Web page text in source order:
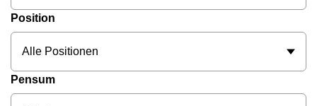
Position
Alle Positionen
Pensum